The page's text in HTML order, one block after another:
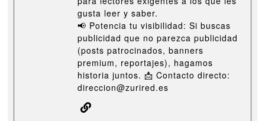
gusta leer y saber.
📢 Potencia tu visibilidad: Si buscas
publicidad que no parezca publicidad
(posts patrocinados, banners
premium, reportajes), hagamos
historia juntos. 📩 Contacto directo:
direccion@zurired.es